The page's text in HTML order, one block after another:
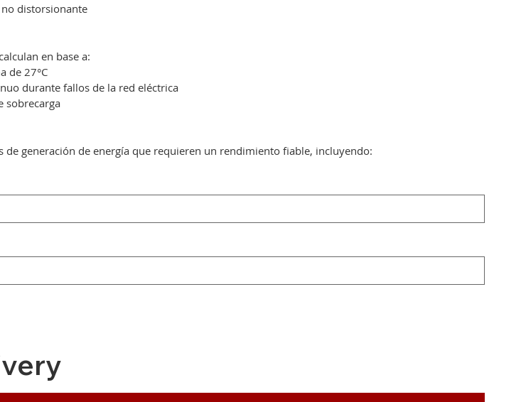
no distorsionante
en base a:
de 27°C
durante fallos de la red eléctrica
sobrecarga
de generación de energía que requieren un rendimiento fiable, incluyendo: